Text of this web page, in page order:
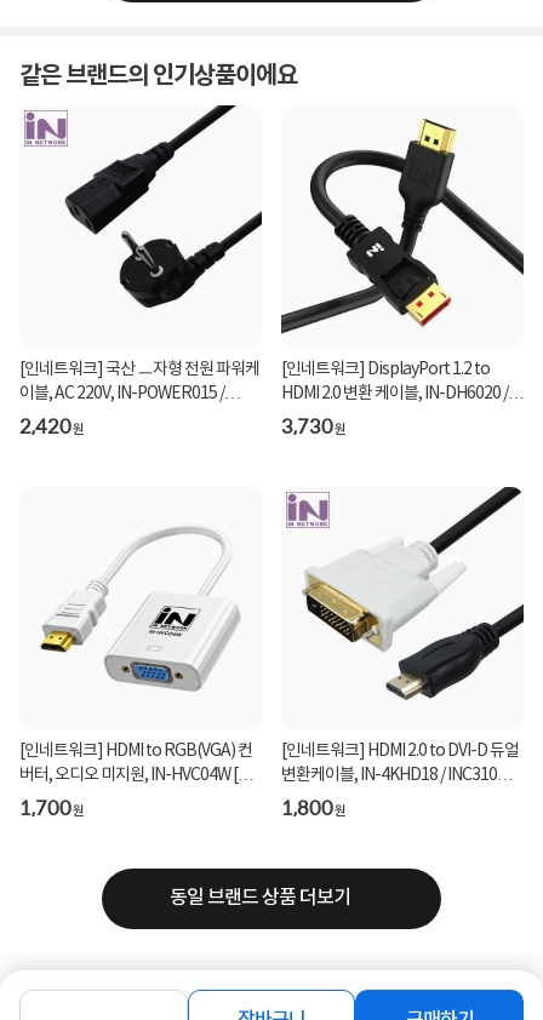
같은 브랜드의 인기상품이에요
[인네트워크] 국산 ㅡ자형 전원 파워케
이블, AC 220V, IN-POWER015 /
INP003 [벌크/1...
2,420원
[인네트워크] DisplayPort 1.2 to
HDMI 2.0 변환 케이블, IN-DH6020 /
INC336 [2m]
3,730원
[인네트워크] HDMI to RGB(VGA) 컨
버터, 오디오 미지원, IN-HVC04W [화
이트]
1,700원
[인네트워크] HDMI 2.0 to DVI-D 듀얼
변환케이블, IN-4KHD18 / INC310
[1.8m]
1,800원
동일 브랜드 상품 더보기
로그인 공지사항오시는길회사소개 PC버전